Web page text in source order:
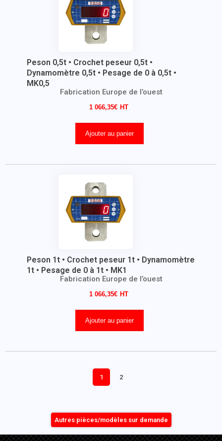
Peson 0,5t • Crochet peseur 0,5t •
Dynamomètre 0,5t • Pesage de 0 à 0,5t •
MK0,5
Fabrication Europe de l’ouest
1 066,35€
Ajouter au panier
Peson 1t • Crochet peseur 1t • Dynamomètre
1t • Pesage de 0 à 1t • MK1
Fabrication Europe de l’ouest
1 066,35€
Ajouter au panier
1 2
Autres pièces/modèles sur demande